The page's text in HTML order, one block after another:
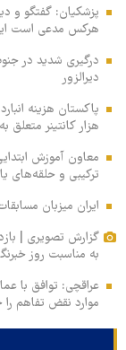
پزشکیان: گفتگو و
هرکس مدعی است
دیرالزور
هزار کانتینر متعلق
معاون آموزش
ترکیبی و حلقه‌های
ایران میزبان مسابقات
گزارش تصویری |
به مناسبت روز
عراقچی: توافق با
موارد نقض تفاهم را